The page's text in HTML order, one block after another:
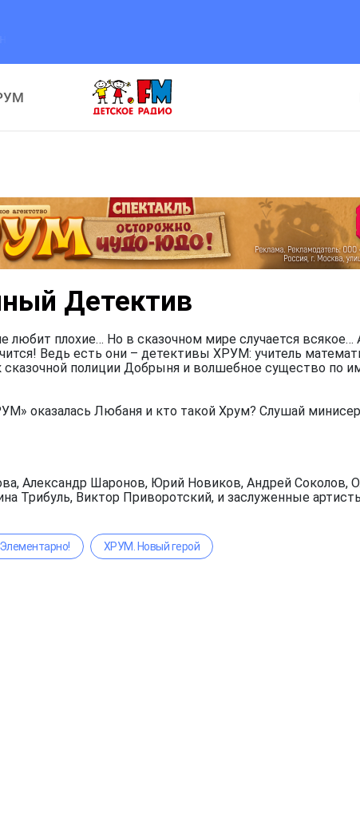
Детектив
плохие… Но в сказочном мире случается всякое…
Ведь есть они – детективы ХРУМ: учитель
полиции Добрыня и волшебное существо по
оказалась Любаня и кто такой Хрум? Слушай
Александр Шаронов, Юрий Новиков, Андрей Соколов,
Трибуль, Виктор Приворотский, и заслуженные
ХРУМ. Новый герой